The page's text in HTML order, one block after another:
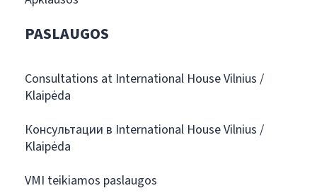
PASLAUGOS
Consultations at International House Vilnius /
Klaipėda
Консультации в International House Vilnius /
Klaipėda
VMI teikiamos paslaugos